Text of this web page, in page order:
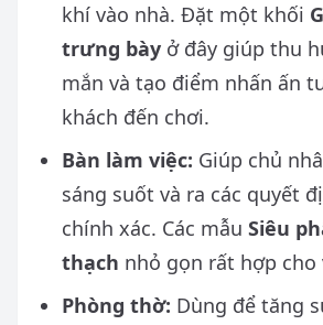
khí vào nhà. Đặt một khối
trưng bày ở đây giúp thu
mắn và tạo điểm nhấn ấn
khách đến chơi.
Bàn làm việc: Giúp chủ
sáng suốt và ra các quyết
chính xác. Các mẫu Siêu
thạch nhỏ gọn rất hợp cho
Phòng thờ: Dùng để tăng